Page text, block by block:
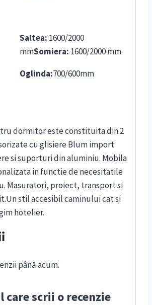
Saltea: 1600/2000
mmSomiera: 1600/2000 mm
Oglinda:700/600mm
dormitor este constituita din 2
cu glisiere Blum import
si suporturi din aluminiu. Mobila
in functie de necesitatile
Masuratori, proiect, transport si
stil accesibil caminului cat si
hotelier.
până acum.
care scrii o recenzie